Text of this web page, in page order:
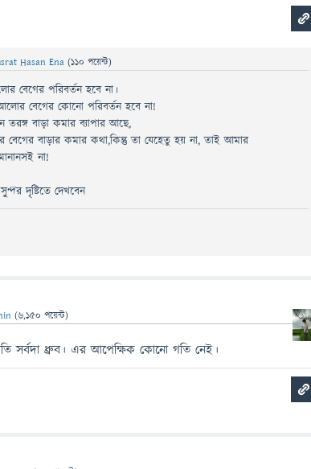
Hasan Ena (110 পয়েন্ট)
বেগের পরিবর্তন হবে না।
বেগের কোনো পরিবর্তন হবে না!
তরঙ্গ বাড়া কমার ব্যাপার আছে,
বাড়ার কমার কথা,কিন্তু তা যেহেতু হয় না, তাই আমার
না!
দৃষ্টিতে দেখবেন
(6,150 পয়েন্ট)
সর্বদা ধ্রুব। এর আপেক্ষিক কোনো গতি নেই।